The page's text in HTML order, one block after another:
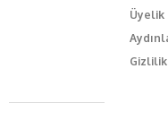
Üyelik
Gizlilik
Caferağa Mah. Dr.